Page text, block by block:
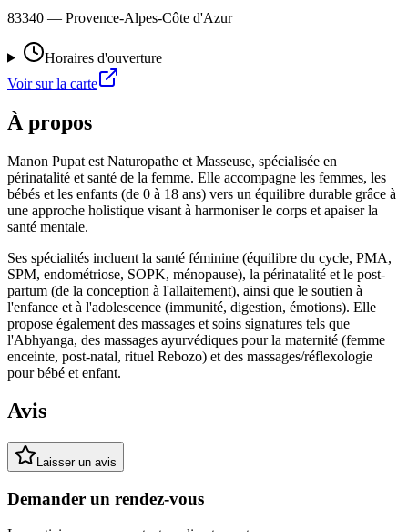
83340 — Provence-Alpes-Côte d'Azur
Horaires d'ouverture
Voir sur la carte
À propos
Manon Pupat est Naturopathe et Masseuse, spécialisée en
périnatalité et santé de la femme. Elle accompagne les femmes, les
bébés et les enfants (de 0 à 18 ans) vers un équilibre durable grâce à
une approche holistique visant à harmoniser le corps et apaiser la
santé mentale.
Ses spécialités incluent la santé féminine (équilibre du cycle, PMA,
SPM, endométriose, SOPK, ménopause), la périnatalité et le post-
partum (de la conception à l'allaitement), ainsi que le soutien à
l'enfance et à l'adolescence (immunité, digestion, émotions). Elle
propose également des massages et soins signatures tels que
l'Abhyanga, des massages ayurvédiques pour la maternité (femme
enceinte, post-natal, rituel Rebozo) et des massages/réflexologie
pour bébé et enfant.
Avis
Laisser un avis
Demander un rendez-vous